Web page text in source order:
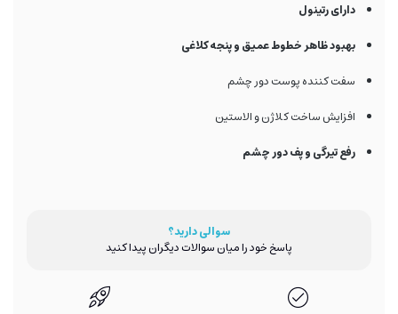
دارای رتینول
بهبود ظاهر خطوط عمیق و پنجه کلاغی
سفت کننده پوست دور چشم
افزایش ساخت کلاژن و الاستین
رفع تیرگی و پف دور چشم
سوالی دارید؟
پاسخ خود را میان سوالات دیگران پیدا کنید